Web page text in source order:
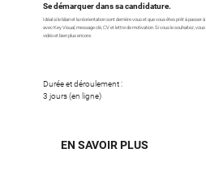
Se démarquer dans sa candidature.
Idéal si le bilan et la réorientation sont derrière vous et que vous êtes prêt à passer
avec Key Visual, message clé, CV et lettre de motivation. Si vous le souhaitez,
vidéo et bien plus encore.
Durée et déroulement :
3 jours (en ligne)
EN SAVOIR PLUS